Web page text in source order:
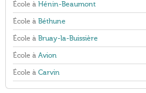
École à Hénin-Beaumont
École à Béthune
École à Bruay-la-Buissière
École à Avion
École à Carvin